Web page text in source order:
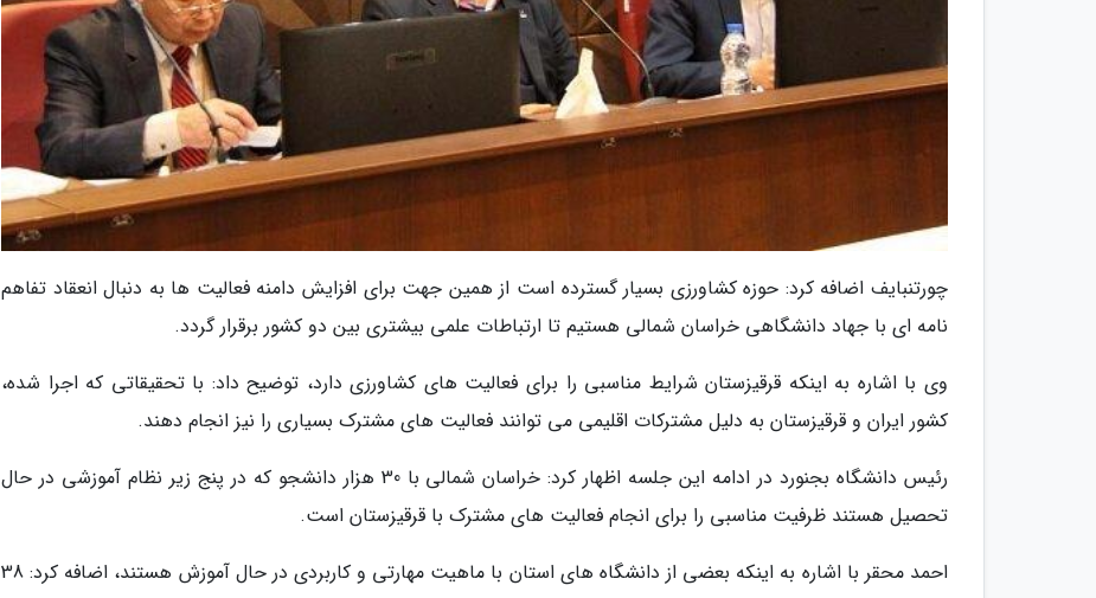
چورتنبایف اضافه کرد: حوزه کشاورزی بسیار گسترده است از همین جهت برای افزایش دامنه فعالیت ها به دنبال انعقاد تفاهم
نامه ای با جهاد دانشگاهی خراسان شمالی هستیم تا ارتباطات علمی بیشتری بین دو کشور برقرار گردد.
وی با اشاره به اینکه قرقیزستان شرایط مناسبی را برای فعالیت های کشاورزی دارد، توضیح داد: با تحقیقاتی که اجرا شده،
کشور ایران و قرقیزستان به دلیل مشترکات اقلیمی می توانند فعالیت های مشترک بسیاری را نیز انجام دهند.
رئیس دانشگاه بجنورد در ادامه این جلسه اظهار کرد: خراسان شمالی با 30 هزار دانشجو که در پنج زیر نظام آموزشی در حال
تحصیل هستند ظرفیت مناسبی را برای انجام فعالیت های مشترک با قرقیزستان است.
احمد محقر با اشاره به اینکه بعضی از دانشگاه های استان با ماهیت مهارتی و کاربردی در حال آموزش هستند، اضافه کرد: 38